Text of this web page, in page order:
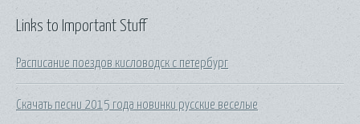
Links to Important Stuff
Расписание поездов кисловодск с петербург
Скачать песни 2015 года новинки русские веселые